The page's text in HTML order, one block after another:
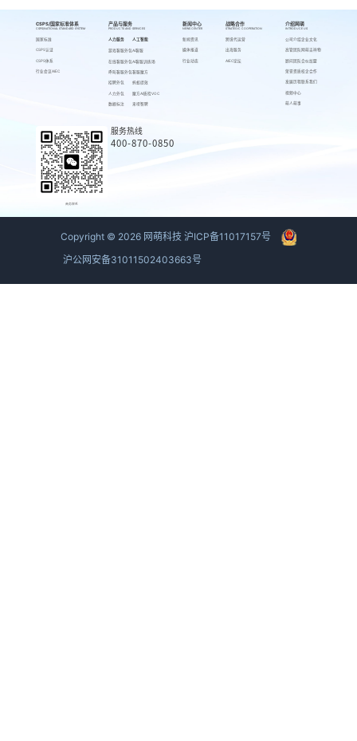
CSPS/国家标准体系
CSPS/NATIONAL STANDARD SYSTEM
国家标准
CSPS认证
CSPS体系
行业会议AIEC
产品与服务
PRODUCTS AND SERVICES
人力服务
游戏客服外包
在线客服外包
呼叫客服外包
招聘外包
人力外包
数据标注
人工智能
AI客服
AI客服训练场
客服魔方
蚂蚁绩效
魔方AI质检VOC
来呗智聘
新闻中心
NEWS CENTER
新闻资讯
媒体报道
行业动态
战略合作
STRATEGIC COOPERATION
跨境代运营
出海服务
AIEC论坛
介绍网萌
INTRODUCE US
公司介绍
高管团队
顾问团队
荣誉资质
发展历程
视频中心
萌人萌事
企业文化
网萌吉祥物
合伙加盟
校企合作
联系我们
商务联系
服务热线
400-870-0850
Copyright © 2026 网萌科技 沪ICP备11017157号
沪公网安备31011502403663号